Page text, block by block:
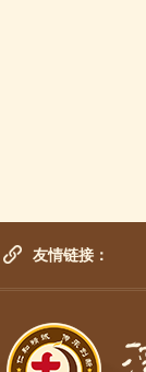
友情链接：